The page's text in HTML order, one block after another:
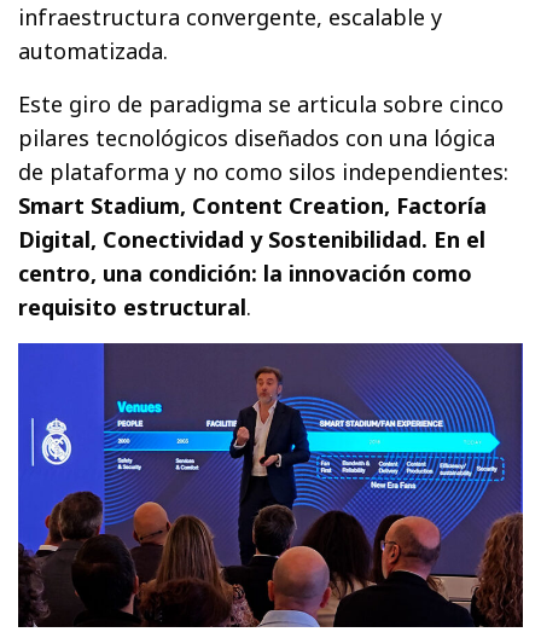
infraestructura convergente, escalable y
automatizada.
Este giro de paradigma se articula sobre cinco
pilares tecnológicos diseñados con una lógica
de plataforma y no como silos independientes:
Smart Stadium, Content Creation, Factoría
Digital, Conectividad y Sostenibilidad. En el
centro, una condición: la innovación como
requisito estructural.